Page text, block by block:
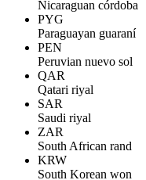
Nicaraguan córdoba
PYG
Paraguayan guaraní
PEN
Peruvian nuevo sol
QAR
Qatari riyal
SAR
Saudi riyal
ZAR
South African rand
KRW
South Korean won